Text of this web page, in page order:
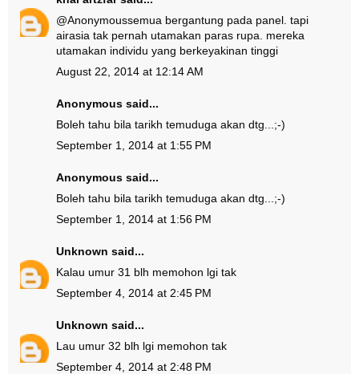
@Anonymoussemua bergantung pada panel. tapi
airasia tak pernah utamakan paras rupa. mereka
utamakan individu yang berkeyakinan tinggi
August 22, 2014 at 12:14 AM
Anonymous said...
Boleh tahu bila tarikh temuduga akan dtg...;-)
September 1, 2014 at 1:55 PM
Anonymous said...
Boleh tahu bila tarikh temuduga akan dtg...;-)
September 1, 2014 at 1:56 PM
Unknown said...
Kalau umur 31 blh memohon lgi tak
September 4, 2014 at 2:45 PM
Unknown said...
Lau umur 32 blh lgi memohon tak
September 4, 2014 at 2:48 PM